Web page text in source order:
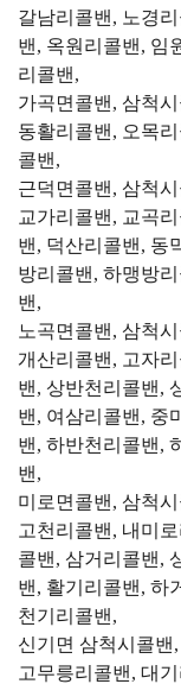
갈남리콜밴, 노경
밴, 옥원리콜밴, 임
리콜밴,
가곡면콜밴, 삼척
동활리콜밴, 오목
콜밴,
근덕면콜밴, 삼척
교가리콜밴, 교곡
밴, 덕산리콜밴, 동
방리콜밴, 하맹방
밴,
노곡면콜밴, 삼척
개산리콜밴, 고자
밴, 상반천리콜밴,
밴, 여삼리콜밴, 중
밴, 하반천리콜밴,
밴,
미로면콜밴, 삼척
고천리콜밴, 내미
콜밴, 삼거리콜밴,
밴, 활기리콜밴, 하
천기리콜밴,
신기면 삼척시콜밴
고무릉리콜밴, 대